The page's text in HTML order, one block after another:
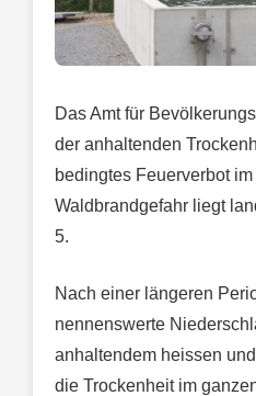
Das Amt für
der anhaltenden
bedingtes Feuerverbot
Waldbrandgefahr liegt
5.
Nach einer längeren
nennenswerte
anhaltendem heissen
die Trockenheit im